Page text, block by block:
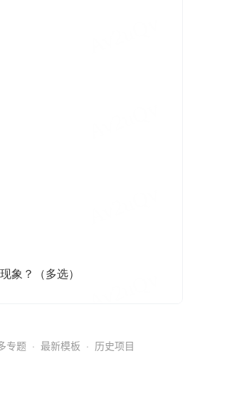
专题 · 最新模板 · 历史项目